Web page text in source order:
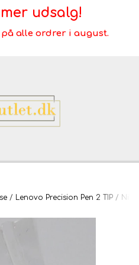
udsalg!
alle ordrer i august.
Lenovo Precision Pen 2 TIP /